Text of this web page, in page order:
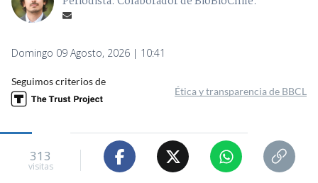
Domingo 09 Agosto, 2026 | 10:41
Seguimos criterios de
Ética y transparencia de BBCL
313
visitas